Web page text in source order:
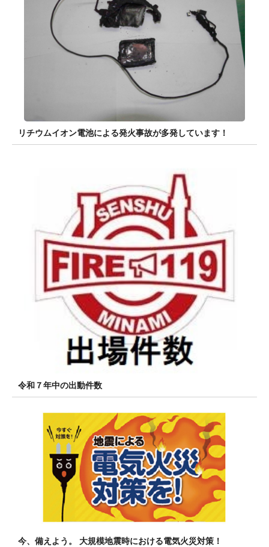
リチウムイオン電池による発火事故が多発しています！
令和７年中の出動件数
今、備えよう。 大規模地震時における電気火災対策！